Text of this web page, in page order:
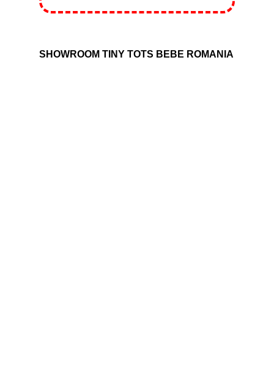
SHOWROOM TINY TOTS BEBE ROMANIA